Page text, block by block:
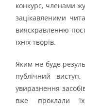
конкурс, членами
зацікавленими
вияскравленню
їхніх творів.
Яким не буде
публічний
увиразнення
вже проклали